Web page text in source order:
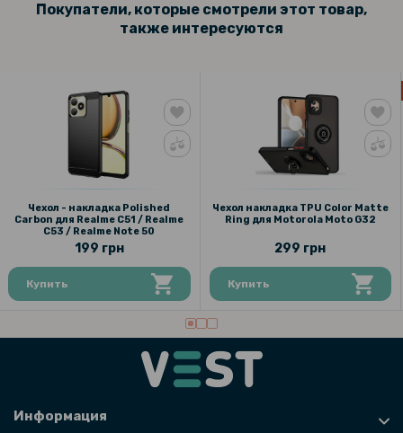
Покупатели, которые смотрели этот товар,
также интересуются
Чехол - накладка Polished
Carbon для Realme C51 / Realme
C53 / Realme Note 50
199 грн
Купить
Чехол накладка TPU Color Matte
Ring для Motorola Moto G32
299 грн
Купить
Информация